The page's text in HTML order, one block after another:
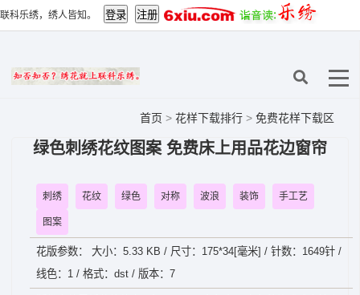
联科乐绣，绣人皆知。
首页 > 花样下载排行 > 免费花样下载区
绿色刺绣花纹图案 免费床上用品花边窗帘
刺绣 花纹 绿色 对称 波浪 装饰 手工艺
图案
花版参数： 大小：5.33 KB / 尺寸：175*34[毫米] / 针数：1649针 /
线色：1 / 格式：dst / 版本：7